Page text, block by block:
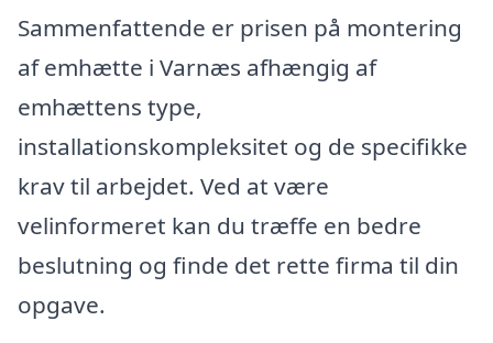
Sammenfattende er prisen på montering
af emhætte i Varnæs afhængig af
emhættens type,
installationskompleksitet og de specifikke
krav til arbejdet. Ved at være
velinformeret kan du træffe en bedre
beslutning og finde det rette firma til din
opgave.